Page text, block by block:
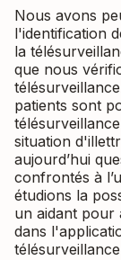
Nous avons
l'identification
la
que nous
patients sont
situation
aujourd’hui
confrontés à
étudions la
un aidant pour
dans